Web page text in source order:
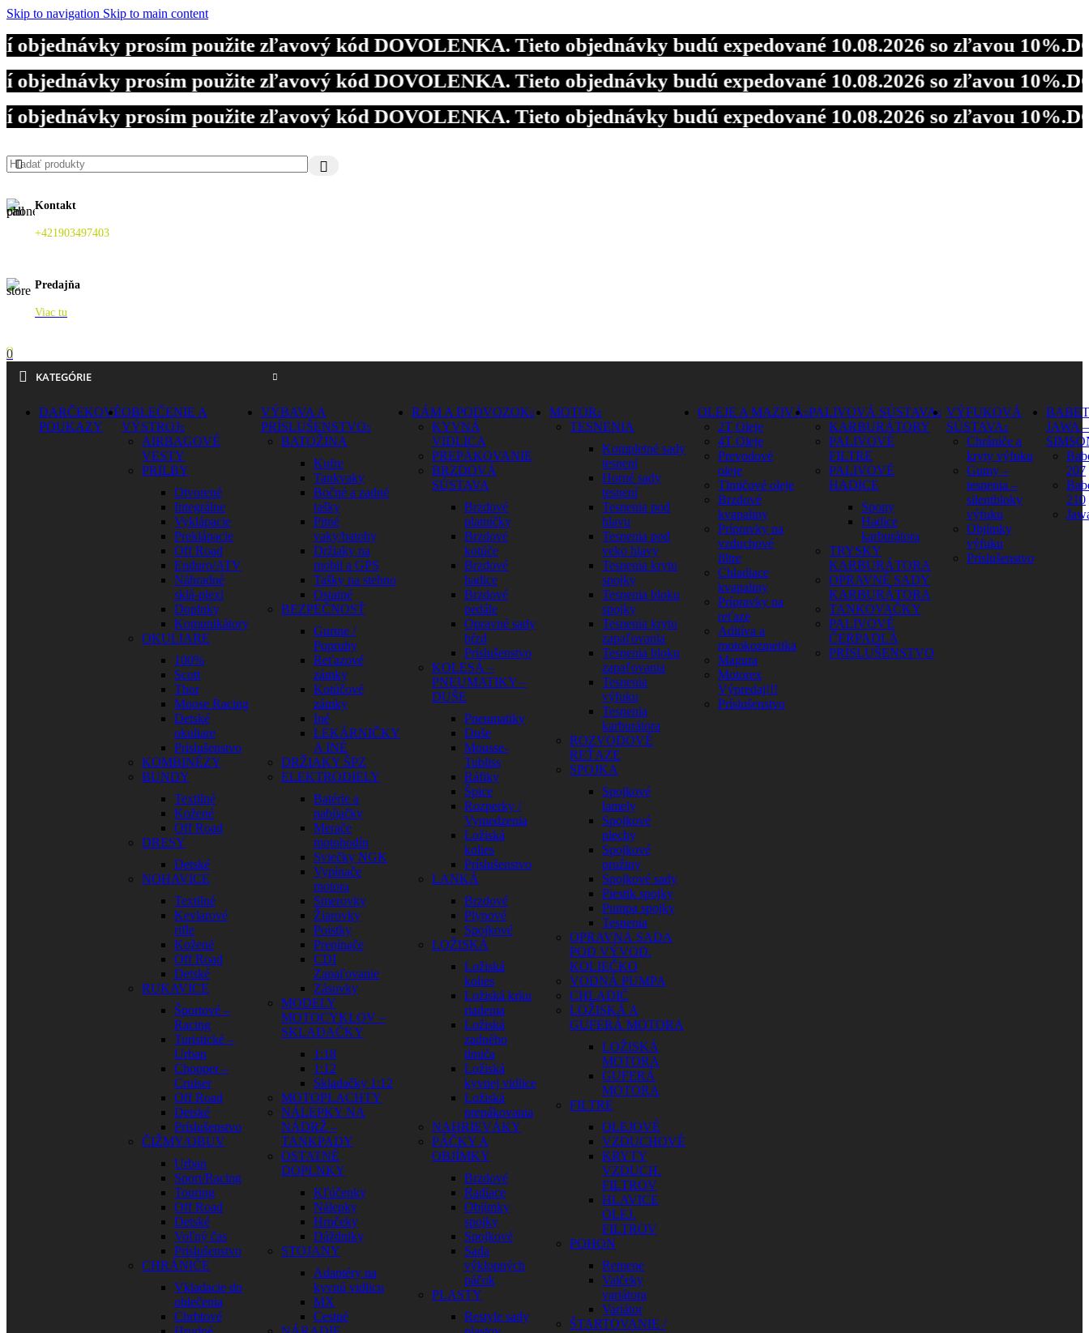
Skip to navigation Skip to main content
prosím použite zľavový kód DOVOLENKA. Tieto objednávky budú expedované 10.08.2026 so zľavou 10%.
prosím použite zľavový kód DOVOLENKA. Tieto objednávky budú expedované 10.08.2026 so zľavou 10%.
prosím použite zľavový kód DOVOLENKA. Tieto objednávky budú expedované 10.08.2026 so zľavou 10%.
Kontakt
+421903497403
Predajňa
Viac tu
0
KATEGÓRIE
DARČEKOVÉ
POUKAZY
OBLEČENIE A
VÝSTROJ
AIRBAGOVÉ
VESTY
PRILBY
Otvorené
Integrálne
Vyklápacie
Preklápacie
Off Road
Enduro/ATV
Náhradné
sklá-plexi
Doplnky
Komunikátory
OKULIARE
100%
Scott
Thor
Moose Racing
Detské
okuliare
Príslušenstvo
KOMBINÉZY
BUNDY
Textilné
Kožené
Off Road
DRESY
Detské
NOHAVICE
Textilné
Kevlarové
rifle
Kožené
Off Road
Detské
RUKAVICE
Športové –
Racing
Turistické –
Urban
Chopper –
Cruiser
Off Road
Detské
Príslušenstvo
ČIŽMY/OBUV
Urban
Sport/Racing
Touring
Off Road
Detské
Voľný čas
Príslušenstvo
CHRÁNIČE
Vkladacie do
oblečenia
Chrbtové
VÝBAVA A
PRÍSLUŠENSTVO
BATOŽINA
Kufre
Tankvaky
Bočné a zadné
tašky
Pitné
vaky/batohy
Držiaky na
mobil a GPS
Tašky na stehno
Ostatné
BEZPEČNOSŤ
Gurtne /
Popruhy
Reťazové
zámky
Kotúčové
zámky
Iné
LEKÁRNIČKY
A INÉ
DRŽIAKY ŠPZ
ELEKTRODIELY
Batérie a
nabíjačky
Merače
motohodín
Sviečky NGK
Vypínače
motora
Smerovky
Žiarovky
Poistky
Prepínače
CDI
Zapaľovanie
Zásuvky
MODELY
MOTOCYKLOV –
SKLADAČKY
1:18
1:12
Skladačky 1:12
MOTOPLACHTY
NÁLEPKY NA
NÁDRŽ –
TANKPADY
OSTATNÉ
DOPLNKY
Kľúčenky
Nálepky
Hrnčeky
Dáždniky
STOJANY
Adaptéry na
kyvnú vidlicu
MX
Cestné
RÁM A PODVOZOK
KYVNÁ
VIDLICA
PREPÁKOVANIE
BRZDOVÁ
SÚSTAVA
Brzdové
platničky
Brzdové
kotúče
Brzdové
hadice
Brzdové
pedále
Opravné sady
bŕzd
Príslušenstvo
KOLESÁ –
PNEUMATIKY –
DUŠE
Pneumatiky
Duše
Mousse-
Tubliss
Ráfiky
Špice
Rozperky /
Vymedzenia
Ložiská
kolies
Príslušenstvo
LANKÁ
Brzdové
Plynové
Spojkové
LOŽISKÁ
Ložiská
kolies
Ložiská krku
riadenia
Ložiská
zadného
tlmiča
Ložiská
kyvnej vidlice
Ložiská
prepákovania
NAHRIEVÁKY
PÁČKY A
OBJÍMKY
Brzdové
Radiace
Objímky
spojky
Spojkové
Sada
výklopných
páčok
PLASTY
Restyle sady
MOTOR
TESNENIA
Kompletné sady
tesnení
Horné sady
tesnení
Tesnenia pod
hlavu
Tesnenia pod
veko hlavy
Tesnenia krytu
spojky
Tesnenia bloku
spojky
Tesnenia krytu
zapaľovania
Tesnenia bloku
zapaľovania
Tesnenia
výfuku
Tesnenia
karburátora
ROZVODOVÉ
REŤAZE
SPOJKA
Spojkové
lamely
Spojkové
plechy
Spojkové
pružiny
Spojkové sady
Piestik spojky
Pumpa spojky
Tesnenia
OPRAVNÁ SADA
POD VÝVOD.
KOLIEČKO
VODNÁ PUMPA
CHLADIČ
LOŽISKÁ A
GUFERÁ MOTORA
LOŽISKÁ
MOTORA
GUFERÁ
MOTORA
FILTRE
OLEJOVÉ
VZDUCHOVÉ
KRYTY
VZDUCH.
FILTROV
HLAVICE
OLEJ.
FILTROV
POHON
Remene
Valčeky
variátora
Variátor
ŠTARTOVANIE /
OLEJE A MAZIVÁ
2T Oleje
4T Oleje
Prevodové
oleje
Tlmičové oleje
Brzdové
kvapaliny
Prípravky na
vzduchové
filtre
Chladiace
kvapaliny
Prípravky na
reťaze
Aditíva a
motokozmetika
Magura
Motorex
Výpredaj!!!
Príslušenstvo
PALIVOVÁ SÚSTAVA
KARBURÁTORY
PALIVOVÉ
FILTRE
PALIVOVÉ
HADICE
Spony
Hadice
karburátora
TRYSKY
KARBURÁTORA
OPRAVNÉ SADY
KARBURÁTORA
TANKOVAČKY
PALIVOVÉ
ČERPADLÁ
PRÍSLUŠENSTVO
VÝFUKOVÁ
SÚSTAVA
Chrániče a
kryty výfuku
Gumy –
tesnenia –
silentbloky
výfuku
Objímky
výfuku
Príslušenstvo
JAWA –
207
210